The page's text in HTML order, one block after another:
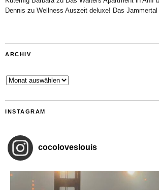
Dennis zu Wellness Auszeit deluxe! Das
ARCHIV
Archiv
INSTAGRAM
cocoloveslouis